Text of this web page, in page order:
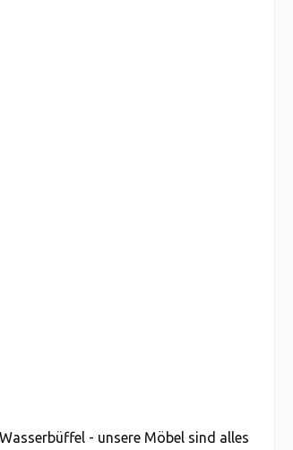
- unsere Möbel sind alles